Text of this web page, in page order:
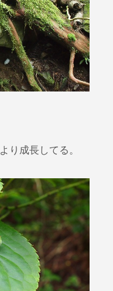
より成長してる。